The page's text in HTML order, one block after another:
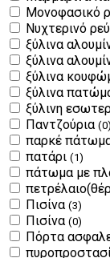
Μονοφασικό
Νυχτερινό
ξύλινα
ξύλινα
ξύλινα
ξύλινα
ξύλινη
Παντζούρια (0)
παρκέ
πατάρι (1)
πάτωμα με
Πισίνα (3)
Πισίνα (0)
Πόρτα